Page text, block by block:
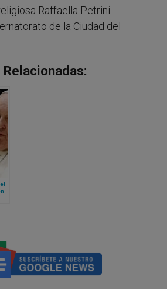
Raffaella Petrini
de la Ciudad del